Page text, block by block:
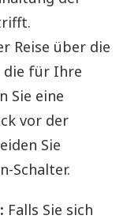
Reise über die
die für Ihre
Sie eine
vor der
Sie
Schalter.
Falls Sie sich